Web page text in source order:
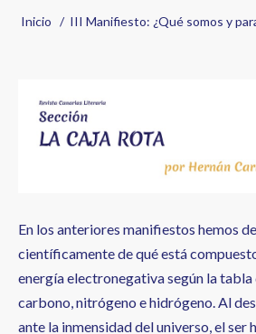
Sobrescribir
ayuda
a
la
Inicio III Manifiesto: ¿Qué somos y
En los anteriores manifiestos hemos
científicamente de qué está
energía electronegativa según la tabla
carbono, nitrógeno e hidrógeno. Al
ante la inmensidad del universo, el ser